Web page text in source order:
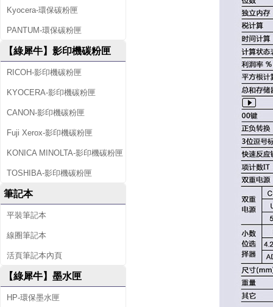
Kyocera-環保碳粉匣
PANTUM-環保碳粉匣
【綠犀牛】影印機碳粉匣
RICOH-影印機碳粉匣
KYOCERA-影印機碳粉匣
CANON-影印機碳粉匣
Fuji Xerox-影印機碳粉匣
KONICA MINOLTA-影印機碳粉匣
TOSHIBA-影印機碳粉匣
筆記本
平裝筆記本
線圈筆記本
活頁筆記本內頁
【綠犀牛】墨水匣
HP-環保墨水匣